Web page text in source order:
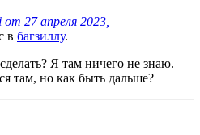
27 апреля 2023,
в багзиллу.
Я там ничего не знаю.
там, но как быть дальше?